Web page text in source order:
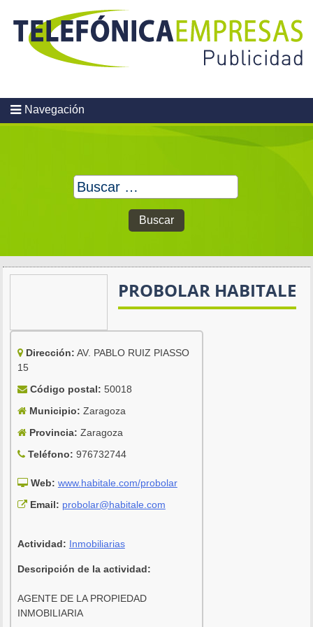
content
Navegación
Buscar:
PROBOLAR HABITALE
Dirección: AV. PABLO RUIZ PIASSO
15
Código postal: 50018
Municipio: Zaragoza
Provincia: Zaragoza
Teléfono: 976732744
Web: www.habitale.com/probolar
Email: probolar@habitale.com
Actividad: Inmobiliarias
Descripción de la actividad:
AGENTE DE LA PROPIEDAD
INMOBILIARIA